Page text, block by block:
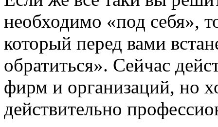
необходимо «под себя»,
который перед вами
обратиться». Сейчас
фирм и организаций, но
действительно